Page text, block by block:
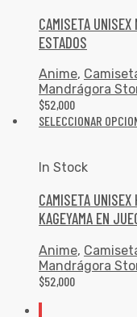
CAMISETA UNISEX
ESTADOS
Anime,
Mandrágora
$52,000
SELECCIONAR
In Stock
CAMISETA
KAGEYAMA EN
Anime,
Mandrágora
$52,000